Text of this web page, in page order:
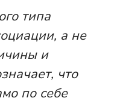
типа
а не
и
что
по себе